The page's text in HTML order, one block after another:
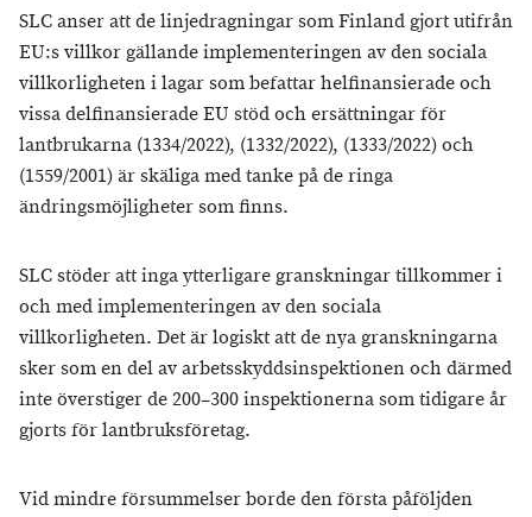
SLC anser att de linjedragningar som Finland gjort utifrån
EU:s villkor gällande implementeringen av den sociala
villkorligheten i lagar som befattar helfinansierade och
vissa delfinansierade EU stöd och ersättningar för
lantbrukarna (1334/2022), (1332/2022), (1333/2022) och
(1559/2001) är skäliga med tanke på de ringa
ändringsmöjligheter som finns.
SLC stöder att inga ytterligare granskningar tillkommer i
och med implementeringen av den sociala
villkorligheten. Det är logiskt att de nya granskningarna
sker som en del av arbetsskyddsinspektionen och därmed
inte överstiger de 200–300 inspektionerna som tidigare år
gjorts för lantbruksföretag.
Vid mindre försummelser borde den första påföljden